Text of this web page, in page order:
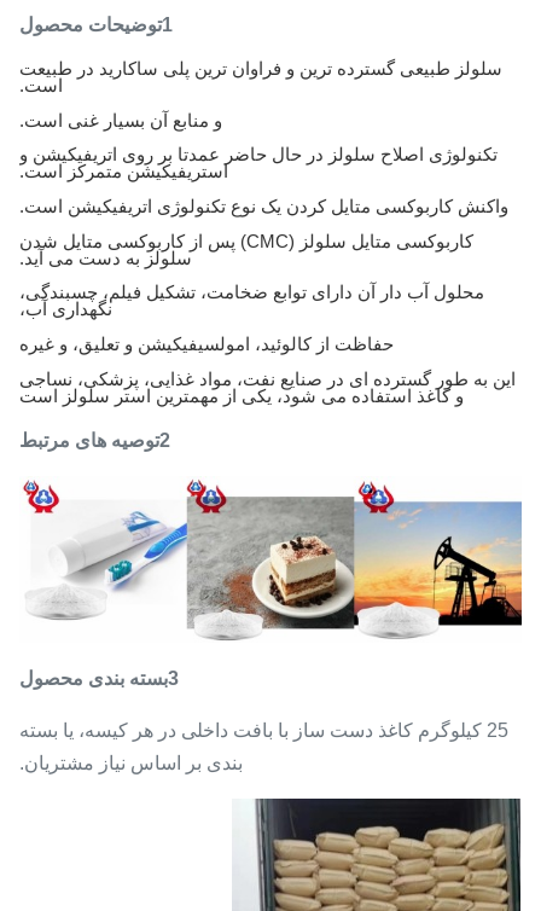
1توضیحات محصول
سلولز طبیعی گسترده ترین و فراوان ترین پلی ساکارید در طبیعت
است.
و منابع آن بسیار غنی است.
تکنولوژی اصلاح سلولز در حال حاضر عمدتا بر روی اتریفیکیشن و
استریفیکیشن متمرکز است.
واکنش کاربوکسی متایل کردن یک نوع تکنولوژی اتریفیکیشن است.
کاربوکسی متایل سلولز (CMC) پس از کاربوکسی متایل شدن
سلولز به دست می آید.
محلول آب دار آن دارای توابع ضخامت، تشکیل فیلم، چسبندگی،
نگهداری آب،
حفاظت از کالوئید، امولسیفیکیشن و تعلیق، و غیره
این به طور گسترده ای در صنایع نفت، مواد غذایی، پزشکی، نساجی
و کاغذ استفاده می شود، یکی از مهمترین استر سلولز است
2توصیه های مرتبط
3بسته بندی محصول
25 کیلوگرم کاغذ دست ساز با بافت داخلی در هر کیسه، یا بسته
بندی بر اساس نیاز مشتریان.